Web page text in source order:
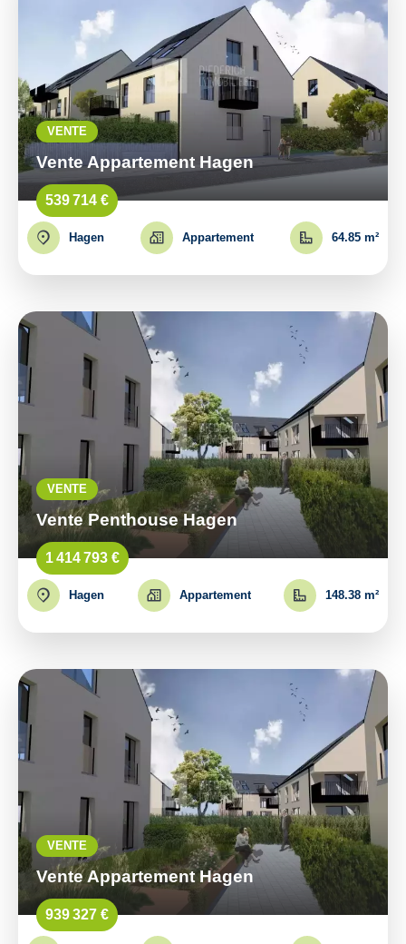
VENTE
Vente Appartement Hagen
539 714 €
Hagen Appartement 64.85 m²
VENTE
Vente Penthouse Hagen
1 414 793 €
Hagen Appartement 148.38 m²
VENTE
Vente Appartement Hagen
939 327 €